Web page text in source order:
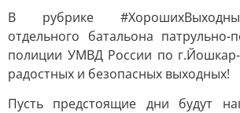
В рубрике
отдельного батальона патрульно-
полиции УМВД России по
радостных и безопасных выходных!
Пусть предстоящие дни будут